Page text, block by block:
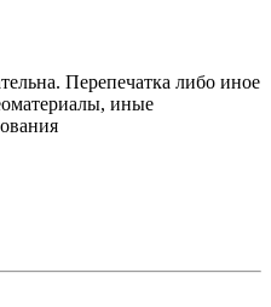
Перепечатка либо иное
иные